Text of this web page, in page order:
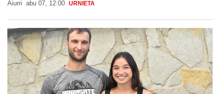
Aiurri abu 07, 12:00 URNIETA